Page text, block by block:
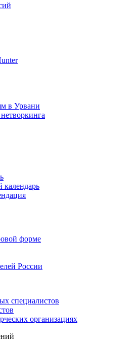
в Урвани
календарь
форме
России
специалистов
организациях